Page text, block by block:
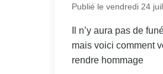
Publié le vendredi 24
Il n’y aura pas de
mais voici comment
rendre hommage